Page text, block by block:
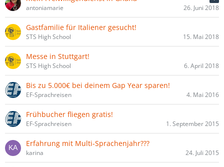
antoniamarie
26. Juni 2018
Gastfamilie für Italiener gesucht!
STS High School 15. Mai 2018
Messe in Stuttgart!
STS High School 6. April 2018
Bis zu 5.000€ bei deinem Gap Year sparen!
EF-Sprachreisen 4. Mai 2016
Frühbucher fliegen gratis!
EF-Sprachreisen 1. September 2015
Erfahrung mit Multi-Sprachenjahr???
karina 24. Juli 2015